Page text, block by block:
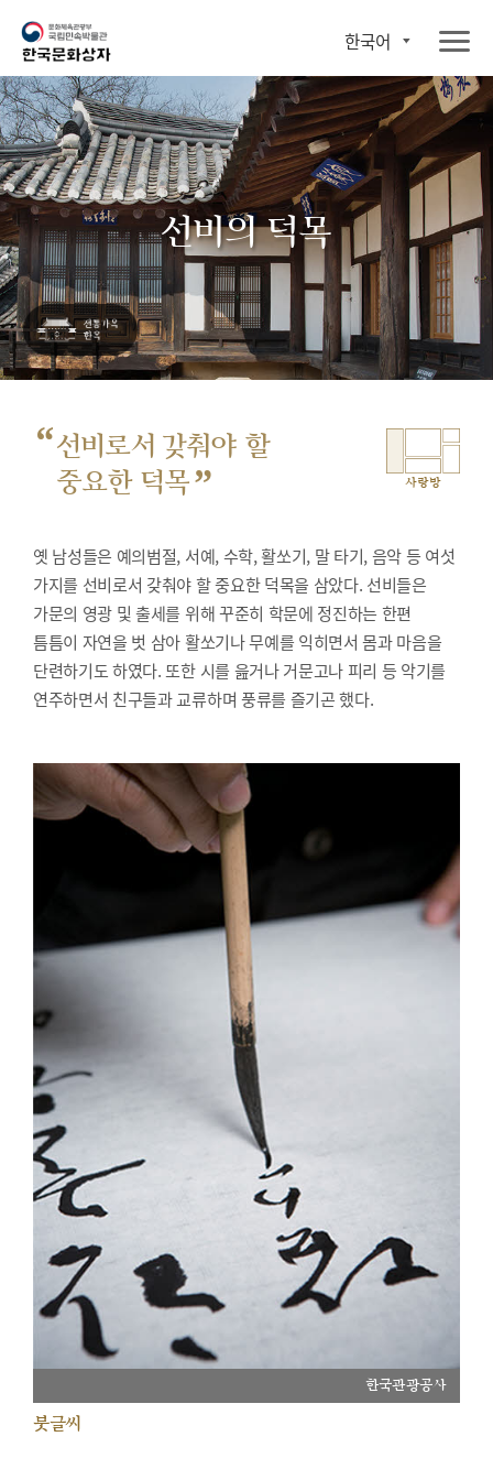
한국어
선비의 덕목
“선비로서 갖춰야 할
중요한 덕목” 사랑방
옛 남성들은 예의범절, 서예, 수학, 활쏘기, 말 타기, 음악 등 여섯
가지를 선비로서 갖춰야 할 중요한 덕목을 삼았다. 선비들은
가문의 영광 및 출세를 위해 꾸준히 학문에 정진하는 한편
틈틈이 자연을 벗 삼아 활쏘기나 무예를 익히면서 몸과 마음을
단련하기도 하였다. 또한 시를 읊거나 거문고나 피리 등 악기를
연주하면서 친구들과 교류하며 풍류를 즐기곤 했다.
한국관광공사
붓글씨